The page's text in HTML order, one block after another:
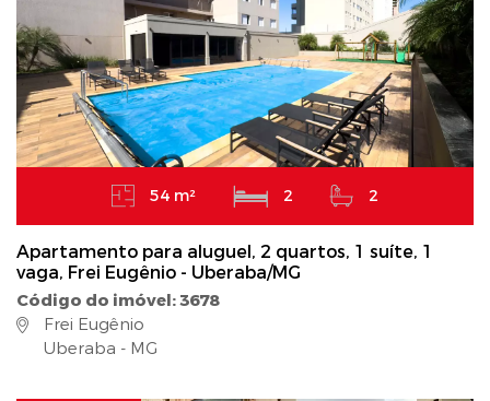
54 m² 2 2
Apartamento para aluguel, 2 quartos, 1 suíte, 1
vaga, Frei Eugênio - Uberaba/MG
Código do imóvel: 3678
Frei Eugênio
Uberaba - MG